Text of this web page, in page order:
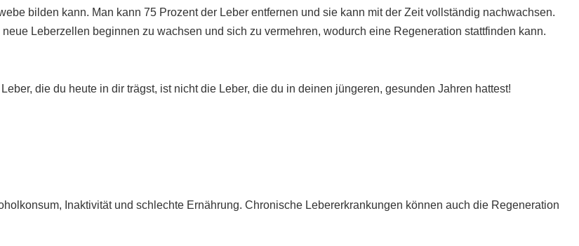
bilden kann. Man kann 75 Prozent der Leber entfernen und sie kann mit der Zeit vollständig nachwachsen.
Leberzellen beginnen zu wachsen und sich zu vermehren, wodurch eine Regeneration stattfinden kann.
die du heute in dir trägst, ist nicht die Leber, die du in deinen jüngeren, gesunden Jahren hattest!
Inaktivität und schlechte Ernährung. Chronische Lebererkrankungen können auch die Regeneration